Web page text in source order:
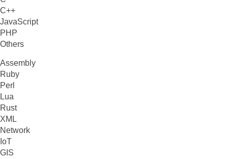
C++
JavaScript
PHP
Others
Assembly
Ruby
Perl
Lua
Rust
XML
Network
IoT
GIS